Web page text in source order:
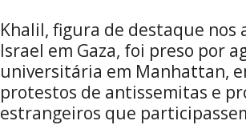
Khalil, figura de destaque nos
Israel em Gaza, foi preso por
universitária em Manhattan,
protestos de antissemitas e
estrangeiros que